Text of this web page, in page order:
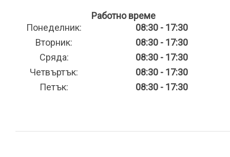
Работно време
Понеделник:
08:30 - 17:30
Вторник:
08:30 - 17:30
Сряда:
08:30 - 17:30
Четвъртък:
08:30 - 17:30
Петък:
08:30 - 17:30